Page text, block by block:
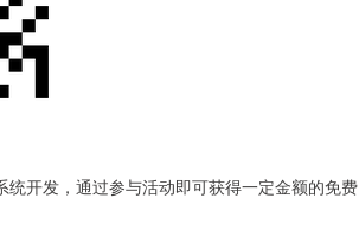
开发，通过参与活动即可获得一定金额的免费